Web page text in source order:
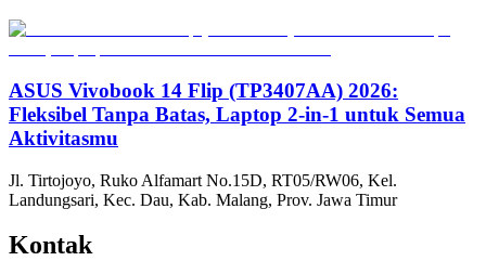
ASUS Vivobook 14 Flip (TP3407AA) 2026:
Fleksibel Tanpa Batas, Laptop 2-in-1 untuk Semua
Aktivitasmu
Jl. Tirtojoyo, Ruko Alfamart No.15D, RT05/RW06, Kel.
Landungsari, Kec. Dau, Kab. Malang, Prov. Jawa Timur
Kontak